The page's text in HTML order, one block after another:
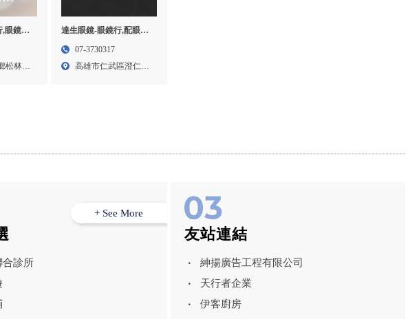
,眼鏡行
竹眼
松林村
達生眼鏡-眼鏡行,配眼鏡,
高雄眼鏡行,仁武區眼鏡
07-3730317
高雄市仁武區澄仁路
合診所
+ See More
友站連結
紳揚廣告工程有限公司
天行者企業
伊客廚房